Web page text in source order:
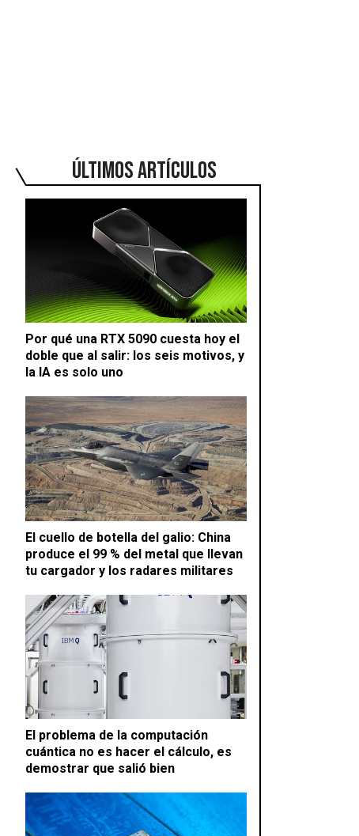
ÚLTIMOS ARTÍCULOS
Por qué una RTX 5090 cuesta hoy el
doble que al salir: los seis motivos, y
la IA es solo uno
El cuello de botella del galio: China
produce el 99 % del metal que llevan
tu cargador y los radares militares
El problema de la computación
cuántica no es hacer el cálculo, es
demostrar que salió bien